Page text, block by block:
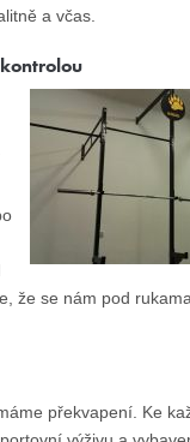
a včas.
že se nám pod
překvapení. Ke